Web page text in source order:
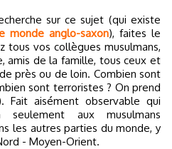
sur ce sujet (qui existe
monde anglo-saxon), faites le
tous vos collègues musulmans,
amis de la famille, tous ceux et
près ou de loin. Combien sont
sont terroristes ? On prend
Fait aisément observable qui
seulement aux musulmans
les autres parties du monde, y
- Moyen-Orient.